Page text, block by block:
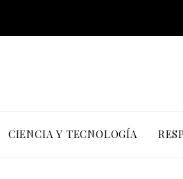
CIENCIA Y TECNOLOGÍA